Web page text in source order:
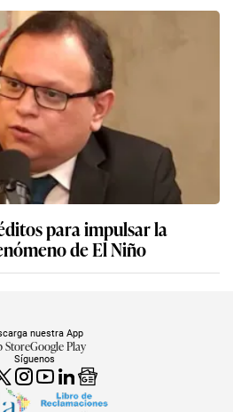
para impulsar la
de El Niño
Síguenos
nuestra App
StoreGoogle Play